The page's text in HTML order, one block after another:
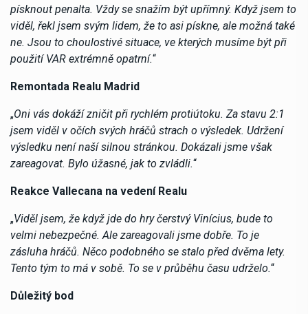
písknout penalta. Vždy se snažím být upřímný. Když jsem to
viděl, řekl jsem svým lidem, že to asi pískne, ale možná také
ne. Jsou to choulostivé situace, ve kterých musíme být při
použití VAR extrémně opatrní.“
Remontada Realu Madrid
„Oni vás dokáží zničit při rychlém protiútoku. Za stavu 2:1
jsem viděl v očích svých hráčů strach o výsledek. Udržení
výsledku není naší silnou stránkou. Dokázali jsme však
zareagovat. Bylo úžasné, jak to zvládli.“
Reakce Vallecana na vedení Realu
„Viděl jsem, že když jde do hry čerstvý Vinícius, bude to
velmi nebezpečné. Ale zareagovali jsme dobře. To je
zásluha hráčů. Něco podobného se stalo před dvěma lety.
Tento tým to má v sobě. To se v průběhu času udrželo.“
Důležitý bod